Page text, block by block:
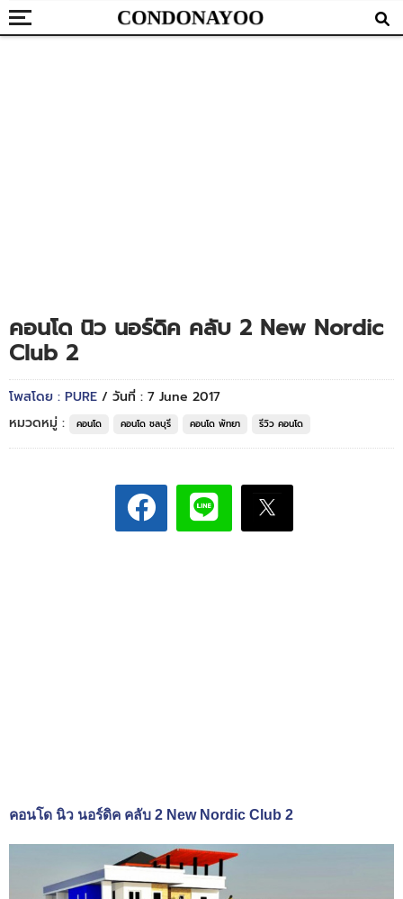
คอนโด นิว นอร์ดิค คลับ 2 New Nordic
Club 2
โพสโดย : PURE / วันที่ : 7 June 2017
หมวดหมู่ :
คอนโด คอนโด ชลบุรี คอนโด พัทยา รีวิว คอนโด
คอนโด นิว นอร์ดิค คลับ 2 New Nordic Club 2